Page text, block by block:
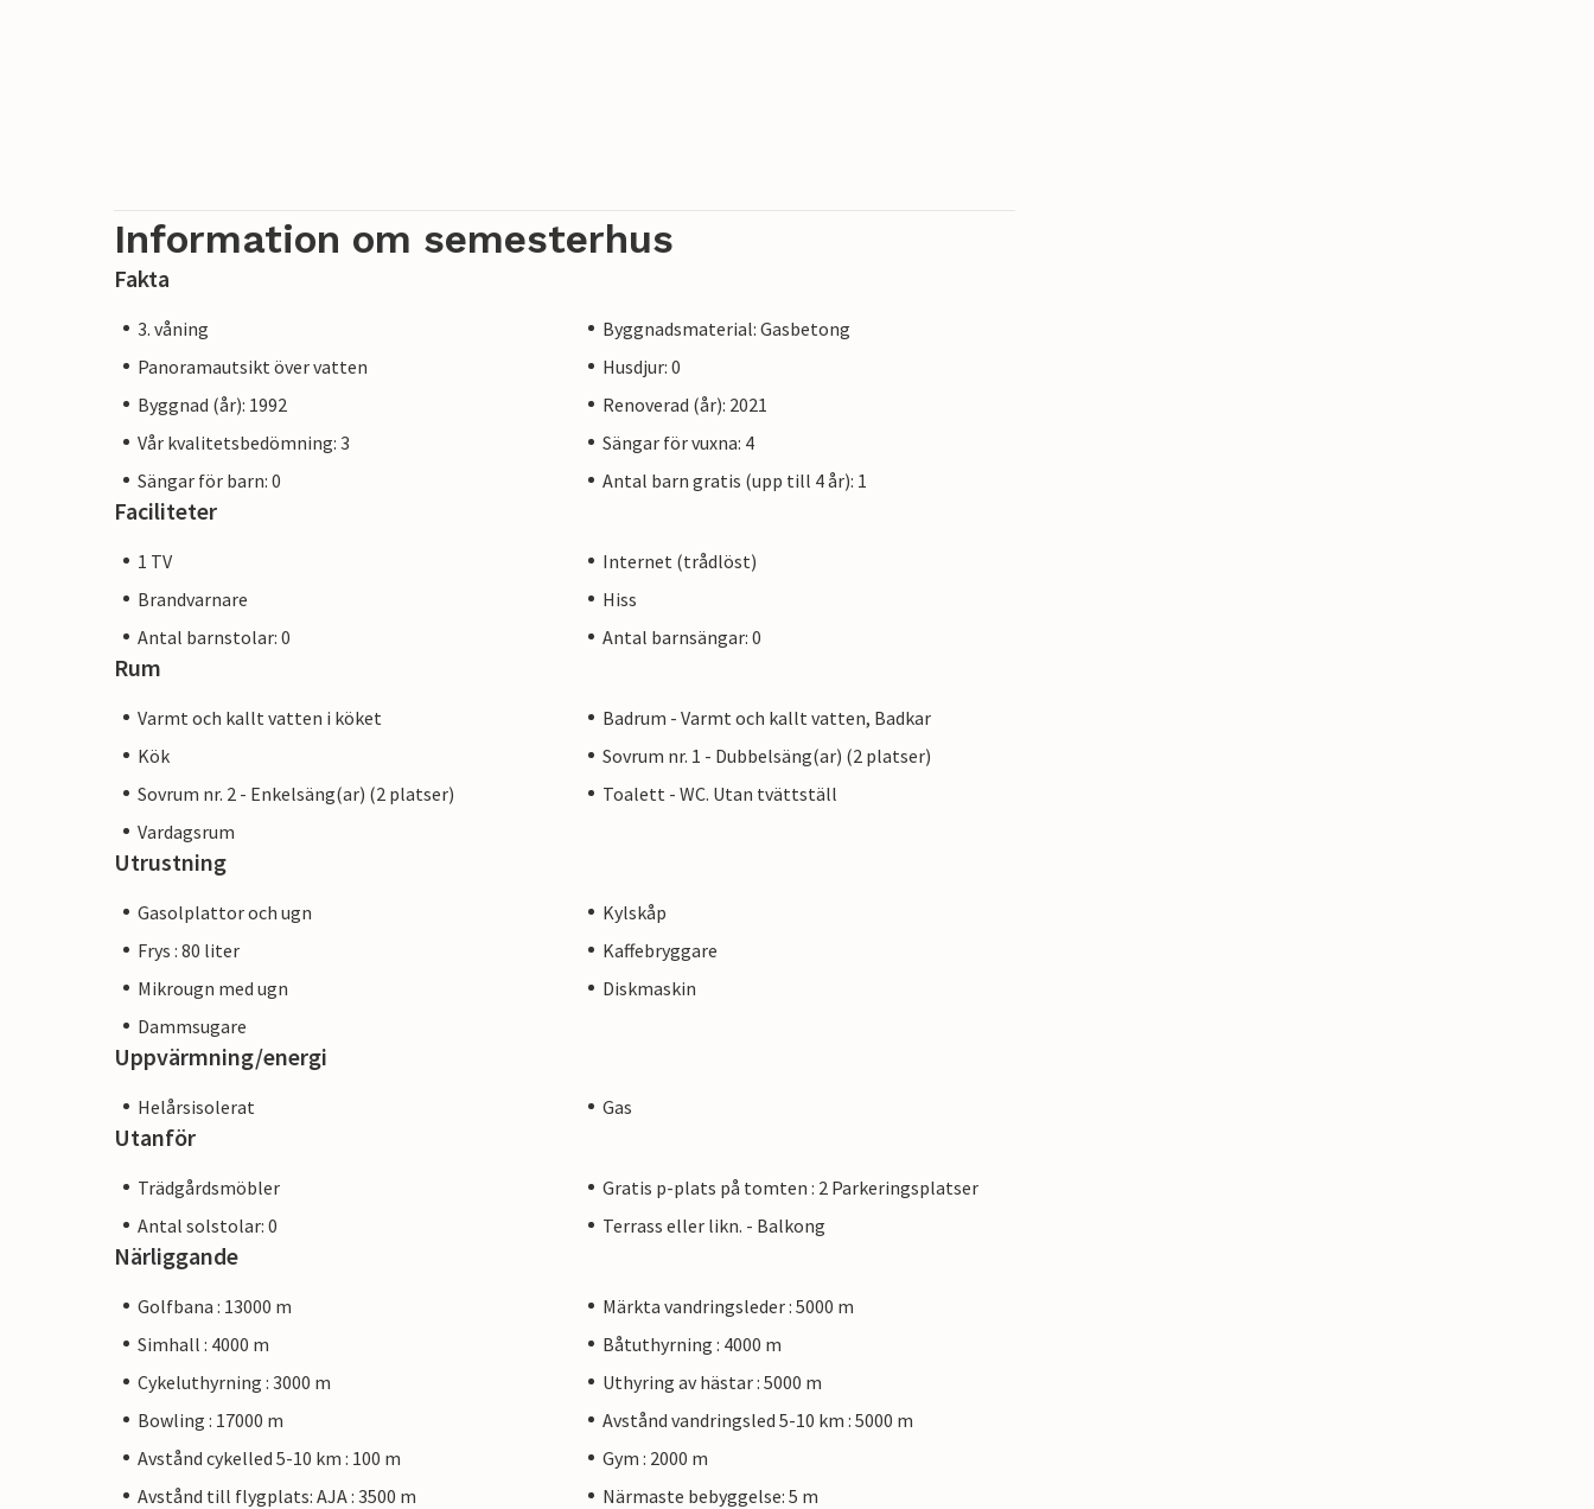
Information om semesterhus
Fakta
3. våning
Byggnadsmaterial: Gasbetong
Panoramautsikt över vatten
Husdjur: 0
Byggnad (år): 1992
Renoverad (år): 2021
Vår kvalitetsbedömning: 3
Sängar för vuxna: 4
Sängar för barn: 0
Antal barn gratis (upp till 4 år): 1
Faciliteter
1 TV
Internet (trådlöst)
Brandvarnare
Hiss
Antal barnstolar: 0
Antal barnsängar: 0
Rum
Varmt och kallt vatten i köket
Badrum - Varmt och kallt vatten, Badkar
Kök
Sovrum nr. 1 - Dubbelsäng(ar) (2 platser)
Sovrum nr. 2 - Enkelsäng(ar) (2 platser)
Toalett - WC. Utan tvättställ
Vardagsrum
Utrustning
Gasolplattor och ugn
Kylskåp
Frys : 80 liter
Kaffebryggare
Mikrougn med ugn
Diskmaskin
Dammsugare
Uppvärmning/energi
Helårsisolerat Gas
Utanför
Trädgårdsmöbler
Gratis p-plats på tomten : 2 Parkeringsplatser
Antal solstolar: 0
Terrass eller likn. - Balkong
Närliggande
Golfbana : 13000 m
Märkta vandringsleder : 5000 m
Simhall : 4000 m
Båtuthyrning : 4000 m
Cykeluthyrning : 3000 m
Uthyring av hästar : 5000 m
Bowling : 17000 m
Avstånd vandringsled 5-10 km : 5000 m
Avstånd cykelled 5-10 km : 100 m
Gym : 2000 m
Avstånd till flygplats: AJA : 3500 m
Närmaste bebyggelse: 5 m